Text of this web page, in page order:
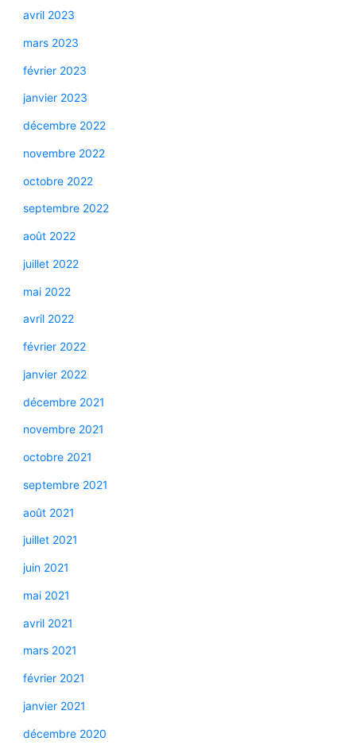
avril 2023
mars 2023
février 2023
janvier 2023
décembre 2022
novembre 2022
octobre 2022
septembre 2022
août 2022
juillet 2022
mai 2022
avril 2022
février 2022
janvier 2022
décembre 2021
novembre 2021
octobre 2021
septembre 2021
août 2021
juillet 2021
juin 2021
mai 2021
avril 2021
mars 2021
février 2021
janvier 2021
décembre 2020